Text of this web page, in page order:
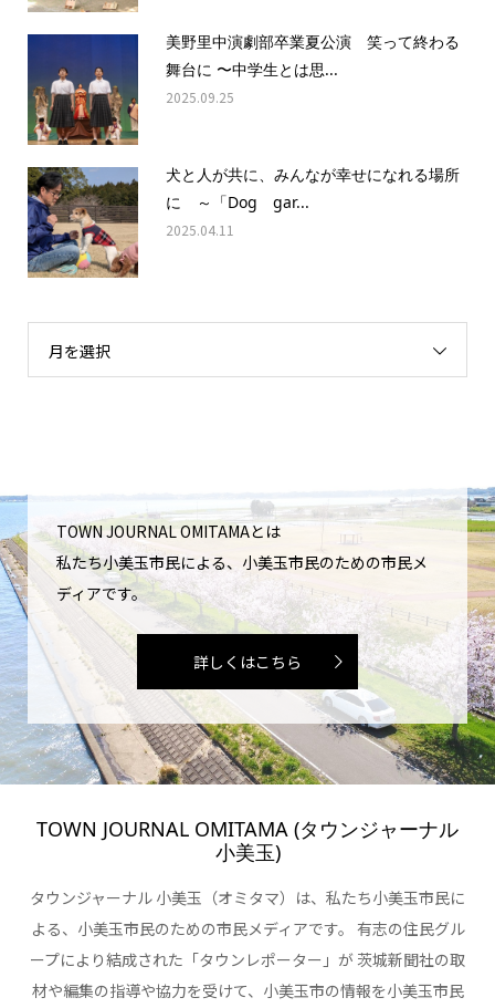
美野里中演劇部卒業夏公演 笑って終わる
舞台に 〜中学生とは思...
2025.09.25
犬と人が共に、みんなが幸せになれる場所
に ～「Dog gar...
2025.04.11
月を選択
TOWN JOURNAL OMITAMAとは
私たち小美玉市民による、小美玉市民のための市民メ
ディアです。
詳しくはこちら
TOWN JOURNAL OMITAMA (タウンジャーナル
小美玉)
タウンジャーナル 小美玉（オミタマ）は、私たち小美玉市民に
よる、小美玉市民のための市民メディアです。 有志の住民グル
ープにより結成された「タウンレポーター」が 茨城新聞社の取
材や編集の指導や協力を受けて、小美玉市の情報を小美玉市民